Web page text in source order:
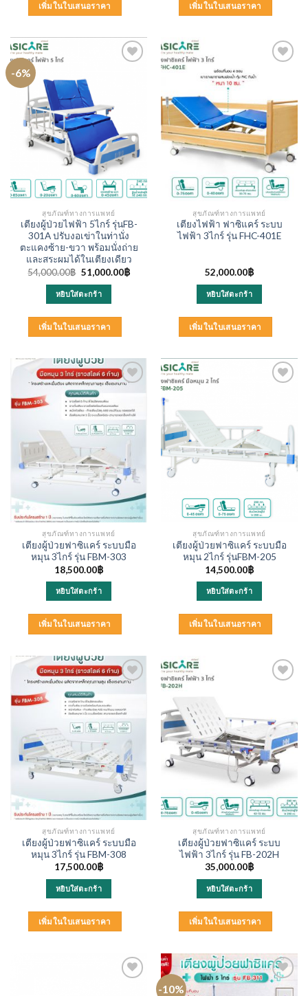
เพิ่มในใบเสนอราคา เพิ่มในใบเสนอราคา
-6%
สุขภัณฑ์ทางการแพทย์
เตียงผู้ป่วยไฟฟ้า 5ไกร์ รุ่นFB-
301A ปรับงอเข่าในท่านั่ง
ตะแคงซ้าย-ขวา พร้อมนั่งถ่าย
และสระผมได้ในเตียงเดียว
54,000.00฿ Original
price
was:
54,000.00฿.
51,000.00฿Current
หยิบใส่ตะกร้า
เพิ่มในใบเสนอราคา
สุขภัณฑ์ทางการแพทย์
เตียงไฟฟ้า ฟาซิแคร์ ระบบ
ไฟฟ้า 3ไกร์ รุ่น FHC-401E
52,000.00฿
หยิบใส่ตะกร้า
เพิ่มในใบเสนอราคา
สุขภัณฑ์ทางการแพทย์
เตียงผู้ป่วยฟาซิแคร์ ระบบมือ
หมุน 3ไกร์ รุ่น FBM-303
18,500.00฿
หยิบใส่ตะกร้า
เพิ่มในใบเสนอราคา
สุขภัณฑ์ทางการแพทย์
เตียงผู้ป่วยฟาซิแคร์ ระบบมือ
หมุน 2ไกร์ รุ่นFBM-205
14,500.00฿
หยิบใส่ตะกร้า
เพิ่มในใบเสนอราคา
สุขภัณฑ์ทางการแพทย์
เตียงผู้ป่วยฟาซิแคร์ ระบบมือ
หมุน 3ไกร์ รุ่น FBM-308
17,500.00฿
หยิบใส่ตะกร้า
เพิ่มในใบเสนอราคา
สุขภัณฑ์ทางการแพทย์
เตียงผู้ป่วยฟาซิแคร์ ระบบ
ไฟฟ้า 3ไกร์ รุ่น FB-202H
35,000.00฿
หยิบใส่ตะกร้า
เพิ่มในใบเสนอราคา
-10%